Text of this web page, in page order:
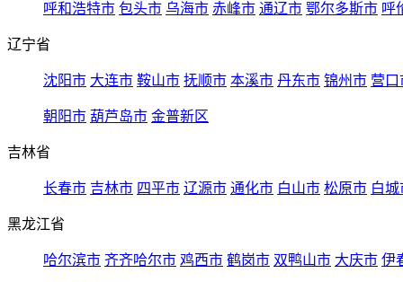
呼和浩特市 包头市 乌海市 赤峰市 通辽市 鄂尔多斯市 呼
辽宁省
沈阳市 大连市 鞍山市 抚顺市 本溪市 丹东市 锦州市 营口
朝阳市 葫芦岛市 金普新区
吉林省
长春市 吉林市 四平市 辽源市 通化市 白山市 松原市 白城
黑龙江省
哈尔滨市 齐齐哈尔市 鸡西市 鹤岗市 双鸭山市 大庆市 伊